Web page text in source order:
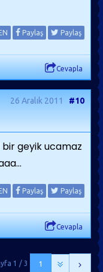
Paylaş Paylaş
Cevapla
26 Aralık 2011 #10
geyik ucamaz
Paylaş Paylaş
Cevapla
1
1 / 3